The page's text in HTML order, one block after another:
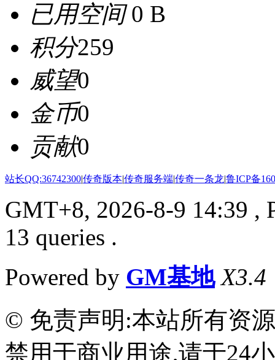
已用空间0 B
积分259
威望0
金币0
贡献0
站长QQ:36742300|传奇版本|传奇服务端|传奇一条龙|鲁ICP备
GMT+8, 2026-8-9 14:39 ,
13 queries .
Powered by GM基地 X3.4
© 免责声明:本站所有资
禁用于商业用途,请于24